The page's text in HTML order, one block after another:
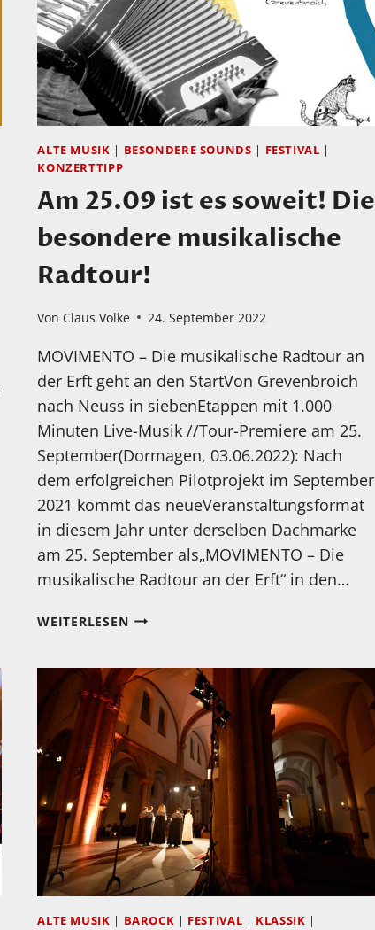
ALTE MUSIK | BESONDERE SOUNDS | FESTIVAL |
KONZERTTIPP
Am 25.09 ist es soweit! Die
besondere musikalische
Radtour!
Von Claus Volke 24. September 2022
MOVIMENTO – Die musikalische Radtour an
der Erft geht an den StartVon Grevenbroich
nach Neuss in siebenEtappen mit 1.000
Minuten Live-Musik //Tour-Premiere am 25.
September(Dormagen, 03.06.2022): Nach
dem erfolgreichen Pilotprojekt im September
2021 kommt das neueVeranstaltungsformat
in diesem Jahr unter derselben Dachmarke
am 25. September als„MOVIMENTO – Die
musikalische Radtour an der Erft“ in den…
WEITERLESENAM
ES
SOWEIT!
DIE
BESONDERE
MUSIKALISCHE
RADTOUR!
ALTE MUSIK | BAROCK | FESTIVAL | KLASSIK |